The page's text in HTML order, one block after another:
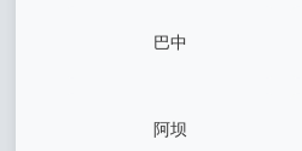
巴中
阿坝